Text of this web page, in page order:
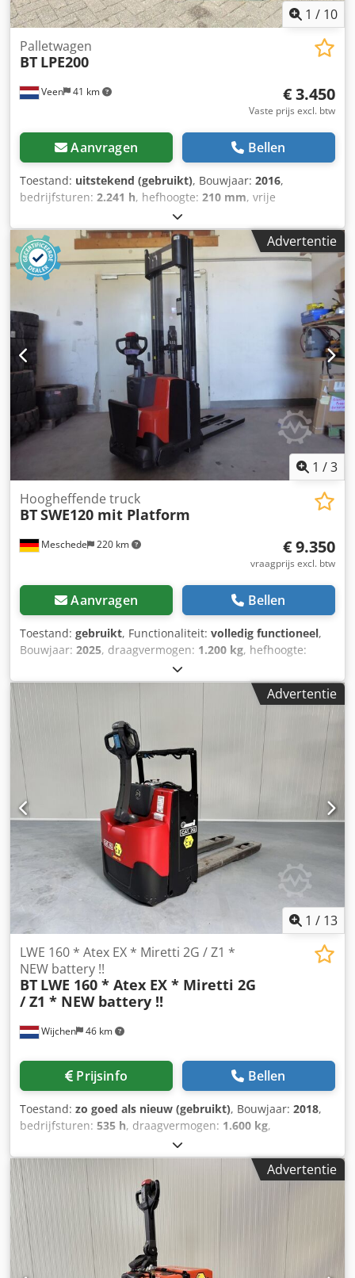
1 / 10
Veen 41 km
Palletwagen
BT LPE200
€ 3.450
Vaste prijs excl. btw
Aanvragen Bellen
Toestand: uitstekend (gebruikt), Bouwjaar: 2016,
bedrijfsturen: 2.241 h, hefhoogte: 210 mm, vrije
, brandstoftype:
1.150 mm, vorkbreedte:550 mm, totale hoogte:1.300 mm,
kleur:overig, GVW: 835 kg Credpszrmdkofx Adhef
Hefcapaciteit: 2.000 kg FUNCTIONEERT ALS NIEUW! Batterij
24V 5PzB 500Ah met vulsysteem, 220V hoogfrequent lader,
Vorkmaat 1150 x 550 mm en afstand tussen de vorken 190
mm, Tandem vorkwielen, Opklapbaar staplateau,
Stuurbekrachtiging, In Nederland garantie machine 3
maanden, in Nederland garantie batterij 1 jaar.
Advertentie
1 /3
Meschede 220 km
Hoogheffende truck
BTSWE120 mit Platform
€ 9.350
vraagprijs excl. btw
Aanvragen Bellen
Toestand: gebruikt, Functionaliteit: volledig functioneel,
Bouwjaar: 2025, draagvermogen: 1.200 kg, hefhoogte:
120 mm
mm, vorklengte:1.150 mm, Palletwagen Laadcentrum: 600
Crjdpjwkk Iyefx Adhef Vorkbreedte: 180 mm Vorkdikte: 60
mm Technische staat: Nieuw Accuspanning: 24V Batterij
Ah: 225Ah
Advertentie
1 / 13
Wijchen 46 km
LWE 160 * Atex EX * Miretti 2G / Z1 *
NEW battery !!
BT LWE 160 * Atex EX * Miretti 2G
/ Z1 * NEW battery !!
Prijsinfo Bellen
Toestand: zo goed als nieuw (gebruikt), Bouwjaar: 2018,
bedrijfsturen: 535 h, draagvermogen: 1.600 kg,
, Manufacturer + model:BT LWE
160 * EX * Miretti 2G / Zone 1 * ID:26061.2030 Cat.:Used
Forks:1150 x 570 mm Capacity:1600 kg Year:2018 Hours:535
hours Capacity:Complete NEW * 24v / 225ah * Bj 04/2026
Crjdpfxezq Um Rs Adhef Options:* EX * MIRETTI E9098
Systeem / Certificate = AR 17 ATEX 016 Gasgroep = IIB Type
= Cat 2G ( toegestaan in ZONE 1 en 2 ) Tempklasse =
T4Eventueel uit te voeren met RAVAS weegsysteem !!!
Advertentie